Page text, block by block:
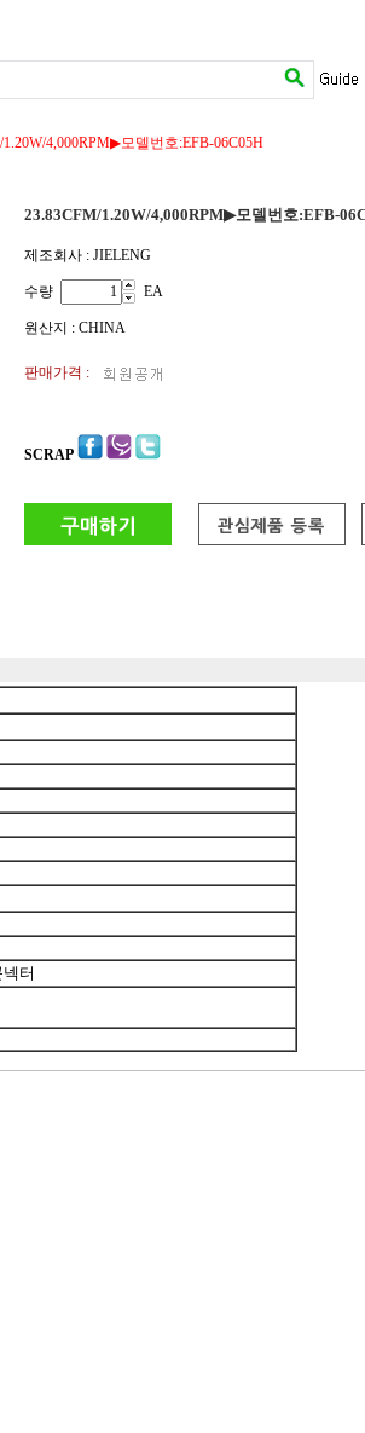
1.20W/4,000RPM▶모델번호:EFB-06C05H
23.83CFM/1.20W/4,000RPM▶모델번호:EFB-
제조회사 : JIELENG
수량 EA
원산지 : CHINA
판매가격 :
SCRAP
터